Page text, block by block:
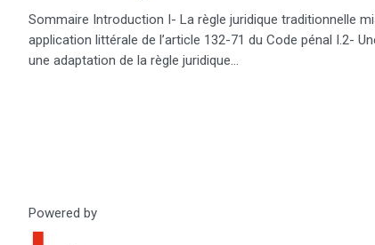
Sommaire Introduction I- La règle juridique traditionnelle
application littérale de l’article 132-71 du Code pénal I.2-
une adaptation de la règle juridique…
Powered by